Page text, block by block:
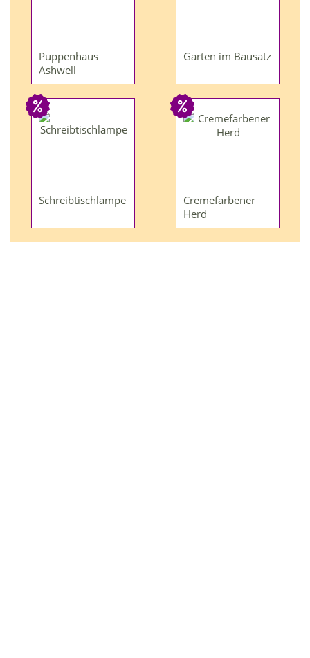
Puppenhaus
Ashwell
Garten im Bausatz
Schreibtischlampe
Cremefarbener
Herd